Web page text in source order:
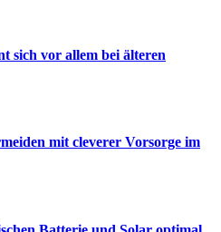
sich vor allem bei älteren
mit cleverer Vorsorge im